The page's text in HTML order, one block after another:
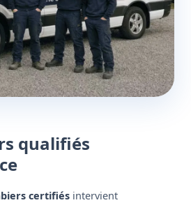
qualifiés
certifiés intervient